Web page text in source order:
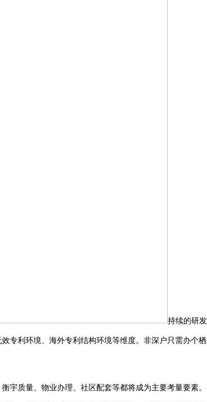
持续的研
专利环境、海外专利结构环境等维度。非深户只需办个
质量、物业办理、社区配套等都将成为主要考量要素